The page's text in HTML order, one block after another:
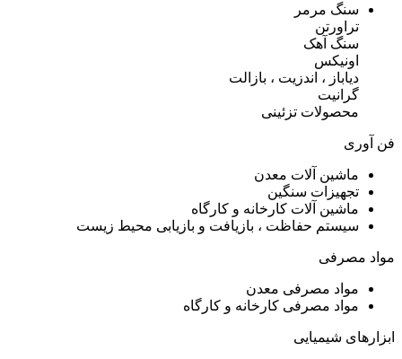
سنگ مرمر
تراورتن
سنگ آهک
اونیکس
دیاباز ، اندزیت ، بازالت
گرانیت
محصولات تزئینی
فن آوری
ماشین آلات معدن
تجهیزات سنگین
ماشین آلات کارخانه و کارگاه
سیستم حفاظت ، بازیافت و بازیابی محیط زیست
مواد مصرفی
مواد مصرفی معدن
مواد مصرفی کارخانه و کارگاه
ابزارهای شیمیایی